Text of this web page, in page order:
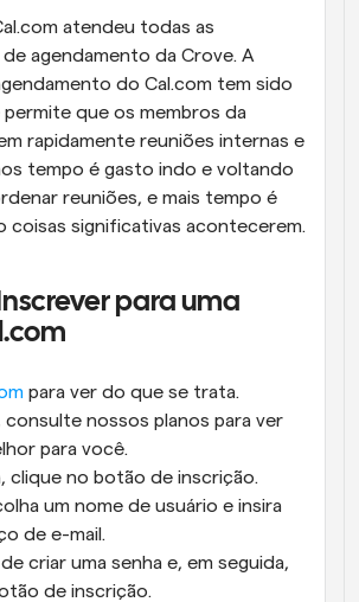
atendeu todas as
agendamento da Crove. A
do Cal.com tem sido
permite que os membros da
rapidamente reuniões internas e
tempo é gasto indo e voltando
reuniões, e mais tempo é
coisas significativas acontecerem.
para uma
para ver do que se trata.
consulte nossos planos para ver
para você.
clique no botão de inscrição.
um nome de usuário e insira
de e-mail.
criar uma senha e, em seguida,
de inscrição.